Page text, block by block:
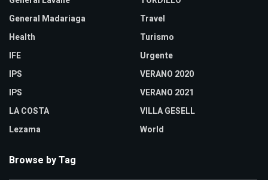
General Madariaga
Health
IFE
IPS
IPS
LA COSTA
Lezama
Travel
Turismo
Urgente
VERANO 2020
VERANO 2021
VILLA GESELL
World
Browse by Tag